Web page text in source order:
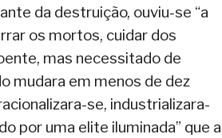
da destruição, ouviu-se “a
os mortos, cuidar dos
mas necessitado de
mudara em menos de dez
se, industrializara-
por uma elite iluminada” que a